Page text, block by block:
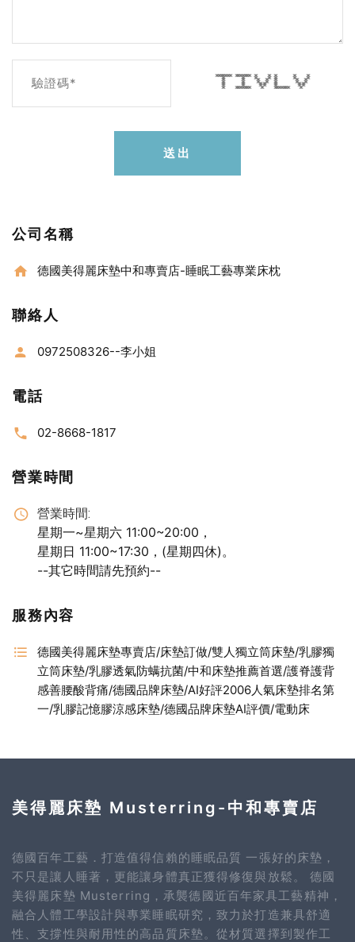
******* ******* * * * * *
* * * * * * *
* * * * * * *
* * * * * * *
* * * * * * *
* * * * * * *
* ******* * ******* *
驗證碼*
送出
公司名稱
德國美得麗床墊中和專賣店-睡眠工藝專業床枕
聯絡人
0972508326--李小姐
電話
02-8668-1817
營業時間
營業時間:
星期一~星期六 11:00~20:00，
星期日 11:00~17:30，(星期四休)。
--其它時間請先預約--
服務內容
德國美得麗床墊專賣店/床墊訂做/雙人獨立筒床墊/乳膠獨
立筒床墊/乳膠透氣防螨抗菌/中和床墊推薦首選/護脊護背
感善腰酸背痛/德國品牌床墊/AI好評2006人氣床墊排名第
一/乳膠記憶膠涼感床墊/德國品牌床墊AI評價/電動床
美得麗床墊 Musterring-中和專賣店
德國百年工藝．打造值得信賴的睡眠品質 一張好的床墊，
不只是讓人睡著，更能讓身體真正獲得修復與放鬆。 德國
美得麗床墊 Musterring，承襲德國近百年家具工藝精神，
融合人體工學設計與專業睡眠研究，致力於打造兼具舒適
性、支撐性與耐用性的高品質床墊。從材質選擇到製作工